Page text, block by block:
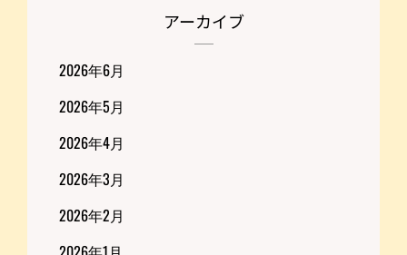
アーカイブ
2026年6月
2026年5月
2026年4月
2026年3月
2026年2月